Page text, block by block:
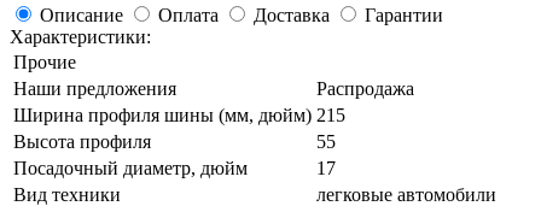
Описание
Оплата Доставка
Гарантии
Характеристики:
Прочие
Наши предложения
Распродажа
Ширина профиля шины (мм, дюйм) 215
Высота профиля
55
Посадочный диаметр, дюйм
17
Вид техники
легковые автомобили